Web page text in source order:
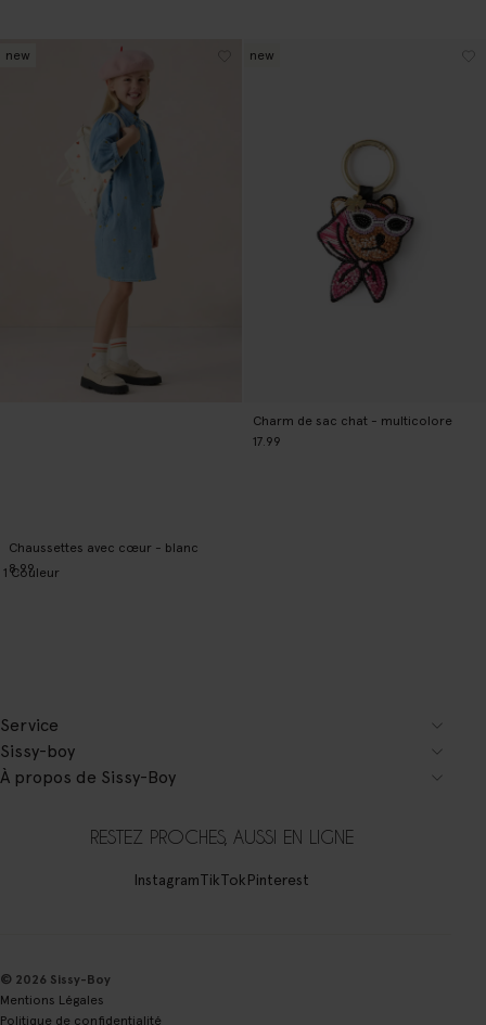
Chaussettes avec cœur - blanc
8.99
new
1 Couleur
Charm de sac chat - multicolore
17.99
new
Service
Sissy-boy
À propos de Sissy-Boy
RESTEZ PROCHES, AUSSI EN LIGNE
InstagramTikTokPinterest
© 2026 Sissy-Boy
Mentions Légales
Politique de confidentialité